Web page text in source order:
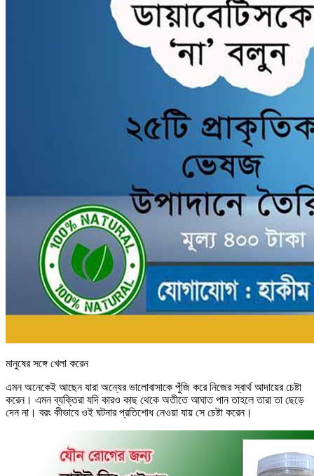
মানুষের সঙ্গে খেলা করেন
এমন অনেকেই আছেন যারা অন্যের ভালোবাসাকে পুঁজি করে নিজের স্বার্থ আদায়ের চেষ্টা
করেন। এমন ব্যক্তিরা যদি কারও কাছ থেকে অতীতে আঘাত পান তাহলে তারা তা ছেড়ে
দেন না। বরং কীভাবে ওই ঘটনার প্রতিশোধ নেওয়া যায় সে চেষ্টা করেন।